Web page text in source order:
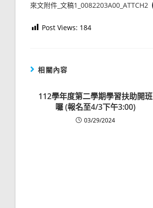
來文附件_文稿1_0082203A00_ATTCH2
Post Views: 184
相關內容
112學年度第二學期學習扶助開班
囉 (報名至4/3下午3:00)
03/29/2024